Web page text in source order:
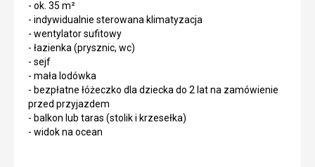
- ok. 35 m²
- indywidualnie sterowana klimatyzacja
- wentylator sufitowy
- łazienka (prysznic, wc)
- sejf
- mała lodówka
- bezpłatne łóżeczko dla dziecka do 2 lat na zamówienie
przed przyjazdem
- balkon lub taras (stolik i krzesełka)
- widok na ocean